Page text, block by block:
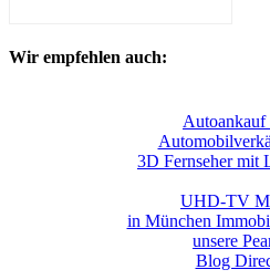
Wir empfehlen auch:
Autoankauf
3D Fernseher mit
UHD-TV
in München
unsere
Blog